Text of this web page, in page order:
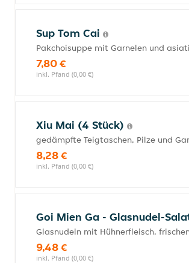
Sup Tom Cai
Pakchoisuppe mit Garnelen und
7,80 €
inkl. Pfand (0,00 €)
Xiu Mai (4 Stück)
gedämpfte Teigtaschen, Pilze und
8,28 €
inkl. Pfand (0,00 €)
Goi Mien Ga - Glasnudel-
Glasnudeln mit Hühnerfleisch,
9,48 €
inkl. Pfand (0,00 €)